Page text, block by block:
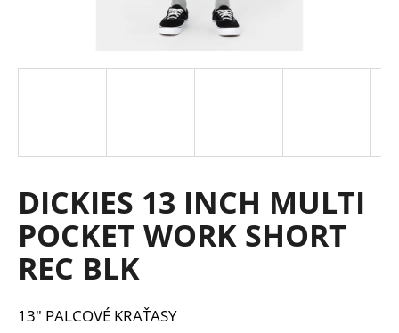
DICKIES 13 INCH MULTI
POCKET WORK SHORT
REC BLK
13" PALCOVÉ KRAŤASY
í
?